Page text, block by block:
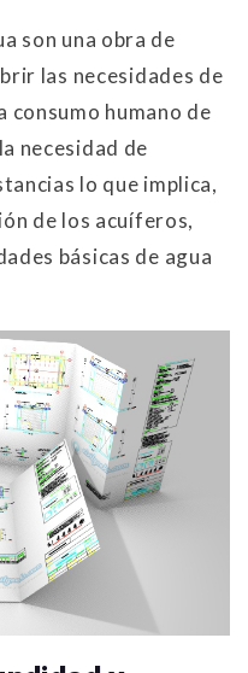
son una obra de
las necesidades de
consumo humano de
necesidad de
lo que implica,
de los acuíferos,
básicas de agua